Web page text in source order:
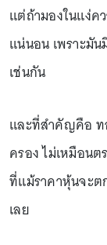
แต่ถ้ามองในแง่ค
แน่นอน เพราะมั
เช่นกัน
และที่สำคัญคือ ท
ครอง ไม่เหมือน
ที่แม้ราคาหุ้นจะต
เลย